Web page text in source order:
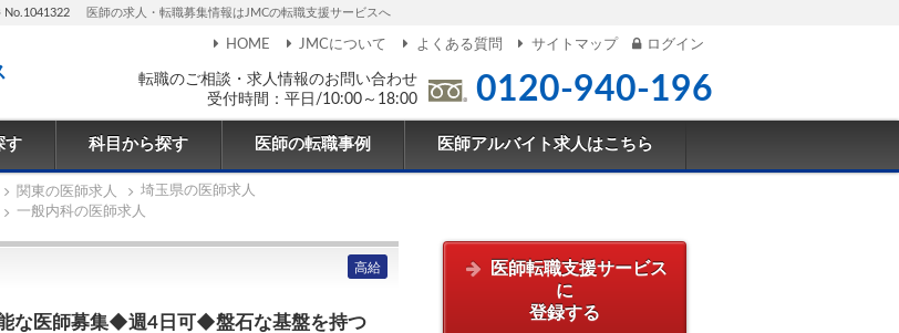
医師の求人・転職募集情報はJMCの転職支援サービスへ
転職のご相談・求人情報のお問い合わせ
受付時間：平日/10:00～18:00
0120-940-196
HOME JMCについて よくある質問 サイトマップ ログイン
す 科目から探す 医師の転職事例 医師アルバイト求人はこちら
関東の医師求人
埼玉県の医師求人
一般内科の医師求人
高給
な医師募集◆週4日可◆盤石な基盤を持つ
医師転職支援サービス
に
登録する